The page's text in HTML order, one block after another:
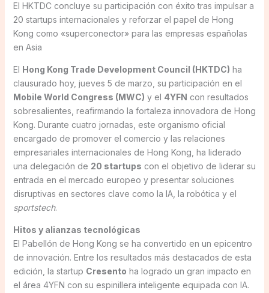
El HKTDC concluye su participación con éxito tras impulsar a
20 startups internacionales y reforzar el papel de Hong
Kong como «superconector» para las empresas españolas
en Asia
El Hong Kong Trade Development Council (HKTDC) ha
clausurado hoy, jueves 5 de marzo, su participación en el
Mobile World Congress (MWC) y el 4YFN con resultados
sobresalientes, reafirmando la fortaleza innovadora de Hong
Kong. Durante cuatro jornadas, este organismo oficial
encargado de promover el comercio y las relaciones
empresariales internacionales de Hong Kong, ha liderado
una delegación de 20 startups con el objetivo de liderar su
entrada en el mercado europeo y presentar soluciones
disruptivas en sectores clave como la IA, la robótica y el
sportstech.
Hitos y alianzas tecnológicas
El Pabellón de Hong Kong se ha convertido en un epicentro
de innovación. Entre los resultados más destacados de esta
edición, la startup Cresento ha logrado un gran impacto en
el área 4YFN con su espinillera inteligente equipada con IA.